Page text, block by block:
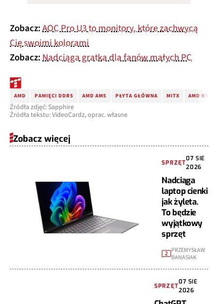
Zobacz:AOC Pro U3 to monitory, które zachwycą
Cię swoimi kolorami
Zobacz:Nadciąga gratka dla fanów małych PC
AMD PAMIĘCI DDR5 AMD AM5 PŁYTA GŁÓWNA MITX AMD
Źródła zdjęć: Sapphire
Źródła tekstu: VideoCardz, oprac. własne
Zobacz więcej
SPRZĘT
07 SIE
2026
Nadciąga
laptop cienki
jak żyleta.
To będzie
wyjątkowy
sprzęt
2
PRZEMYSŁAW
BANASIAK
SPRZĘT
07 SIE
2026